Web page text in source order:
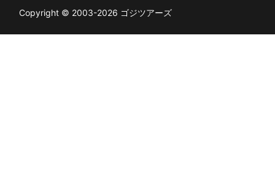
Copyright © 2003-2026 ゴジツアーズ